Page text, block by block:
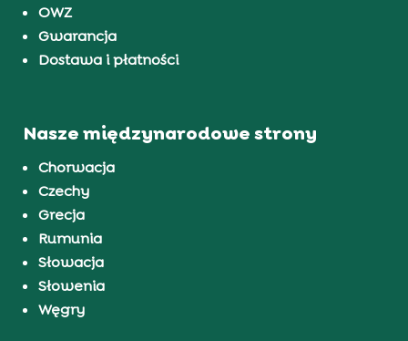
OWZ
Gwarancja
Dostawa i płatności
Nasze międzynarodowe strony
Chorwacja
Czechy
Grecja
Rumunia
Słowacja
Słowenia
Węgry